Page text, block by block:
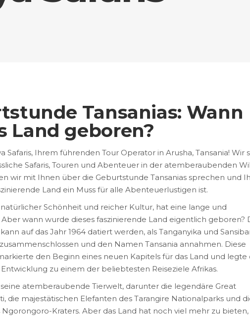
Tansanias: Wann
Land geboren?
Ihrem führenden Tour Operator in Arusha, Tansania! Wir
Safaris, Touren und Abenteuer in der atemberaubenden
wir mit Ihnen über die Geburtstunde Tansanias sprechen und
Land ein Muss für alle Abenteuerlustigen ist.
natürlicher Schönheit und reicher Kultur, hat eine lange und
wann wurde dieses faszinierende Land eigentlich geboren?
auf das Jahr 1964 datiert werden, als Tanganyika und
und den Namen Tansania annahmen. Diese
den Beginn eines neuen Kapitels für das Land und legte
Entwicklung zu einem der beliebtesten Reiseziele Afrikas.
atemberaubende Tierwelt, darunter die legendäre Great
die majestätischen Elefanten des Tarangire Nationalparks und
Kraters. Aber das Land hat noch viel mehr zu bieten,